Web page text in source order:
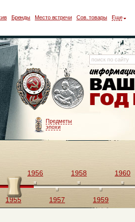
Бренды Место встречи Сов. товары Еще
Предметы
эпохи
1955
1956
1957
1958
1959
1960